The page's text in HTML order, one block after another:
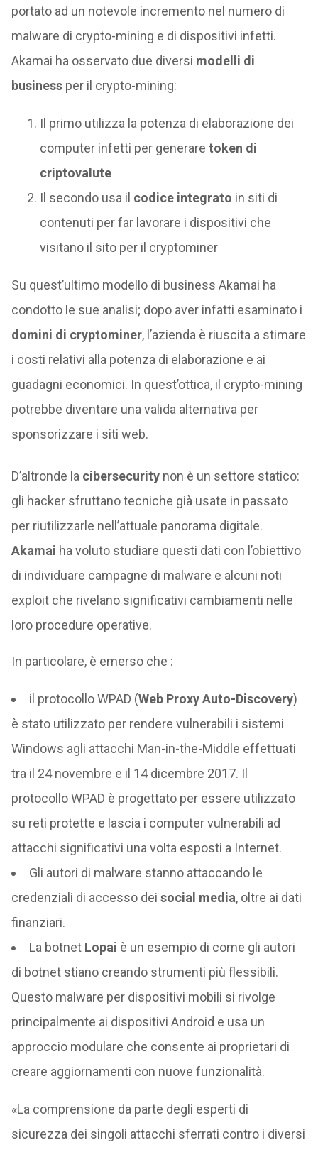
portato ad un notevole incremento nel numero di
malware di crypto-mining e di dispositivi infetti.
Akamai ha osservato due diversi modelli di
businessper il crypto-mining:
Il primo utilizza la potenza di elaborazione dei
computer infetti per generare token di
criptovalute
Il secondo usa il codice integrato in siti di
contenuti per far lavorare i dispositivi che
visitano il sito per il cryptominer
Su quest’ultimo modello di business Akamai ha
condotto le sue analisi; dopo aver infatti esaminato i
domini di cryptominer, l’azienda è riuscita a stimare
i costi relativi alla potenza di elaborazione e ai
guadagni economici. In quest’ottica, il crypto-mining
potrebbe diventare una valida alternativa per
sponsorizzare i siti web.
D’altronde la cibersecuritynon è un settore statico:
gli hacker sfruttano tecniche già usate in passato
per riutilizzarle nell’attuale panorama digitale.
Akamai ha voluto studiare questi dati con l’obiettivo
di individuare campagne di malware e alcuni noti
exploit che rivelano significativi cambiamenti nelle
loro procedure operative.
In particolare, è emerso che :
il protocollo WPAD (Web Proxy Auto-Discovery)
è stato utilizzato per rendere vulnerabili i sistemi
Windows agli attacchi Man-in-the-Middle effettuati
tra il 24 novembre e il 14 dicembre 2017. Il
protocollo WPAD è progettato per essere utilizzato
su reti protette e lascia i computer vulnerabili ad
attacchi significativi una volta esposti a Internet.
Gli autori di malware stanno attaccando le
credenziali di accesso dei social media, oltre ai dati
finanziari.
La botnet Lopai è un esempio di come gli autori
di botnet stiano creando strumenti più flessibili.
Questo malware per dispositivi mobili si rivolge
principalmente ai dispositivi Android e usa un
approccio modulare che consente ai proprietari di
creare aggiornamenti con nuove funzionalità.
«La comprensione da parte degli esperti di
sicurezza dei singoli attacchi sferrati contro i diversi